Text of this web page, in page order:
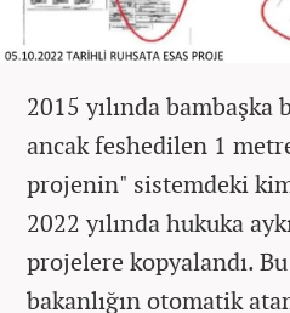
2015 yılında bambaşka
ancak feshedilen 1
projenin" sistemdeki
2022 yılında hukuka
projelere kopyalandı.
bakanlığın otomatik